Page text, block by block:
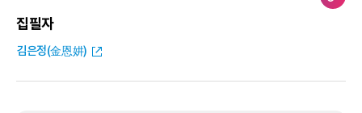
집필자
김은정(金恩妌)